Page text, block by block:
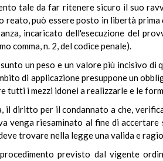
tale da far ritenere sicuro il suo
reato, può essere posto in libertà
incaricato dell'esecuzione del
comma, n. 2, del codice penale).
un peso e un valore più incisivo di
di applicazione presuppone un
tutti i mezzi idonei a realizzarle e le
il diritto per il condannato a che,
venga riesaminato al fine di
trovare nella legge una valida e
previsto dal vigente